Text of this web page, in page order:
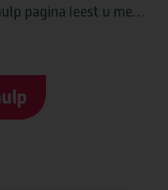
pagina leest u meer
beste bij uw wensen